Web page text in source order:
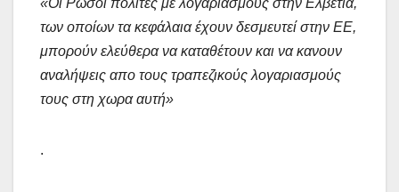
«Οι Ρώσοι πολίτες με λογαριασμούς στην Ελβετία,
των οποίων τα κεφάλαια έχουν δεσμευτεί στην ΕΕ,
μπορούν ελεύθερα να καταθέτουν και να κανουν
αναλήψεις απο τους τραπεζικούς λογαριασμούς
τους στη χωρα αυτή»
.